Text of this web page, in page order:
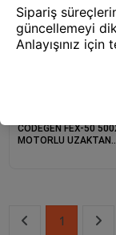
CODEGEN FEX-50
MOTORLU UZAKTAN
1